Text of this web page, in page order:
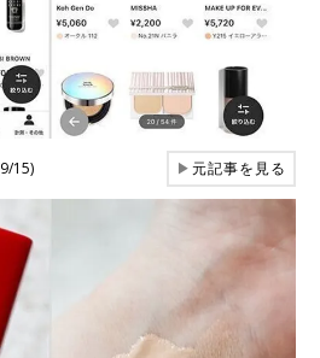
15) ▶元記事を見る